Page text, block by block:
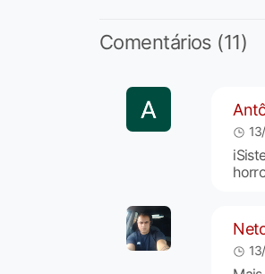
Comentários (11)